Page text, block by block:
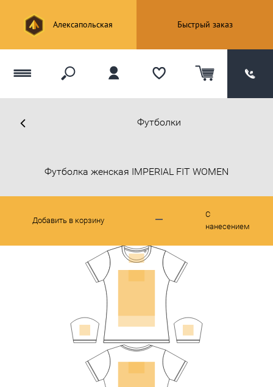
Алексапольская Быстрый заказ
Футболки
С
нанесением
Футболка женская IMPERIAL FIT WOMEN
Добавить в корзину